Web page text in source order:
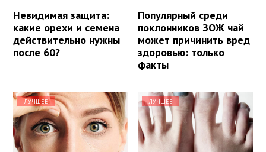
Невидимая защита:
какие орехи и семена
действительно нужны
после 60?
Популярный среди
поклонников ЗОЖ чай
может причинить вред
здоровью: только
факты
ЛУЧШЕЕ ЛУЧШЕЕ